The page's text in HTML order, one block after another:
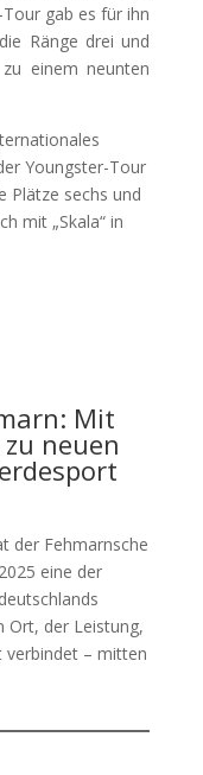
gab es für ihn
Ränge drei und
einem neunten
Youngster-Tour
Plätze sechs und
mit „Skala“ in
Mit
neuen
der Fehmarnsche
eine der
Ort, der Leistung,
verbindet – mitten